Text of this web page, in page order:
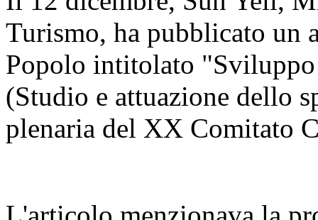
Turismo, ha pubblicato un
Popolo intitolato
(Studio e attuazione dello
plenaria del XX Comitato